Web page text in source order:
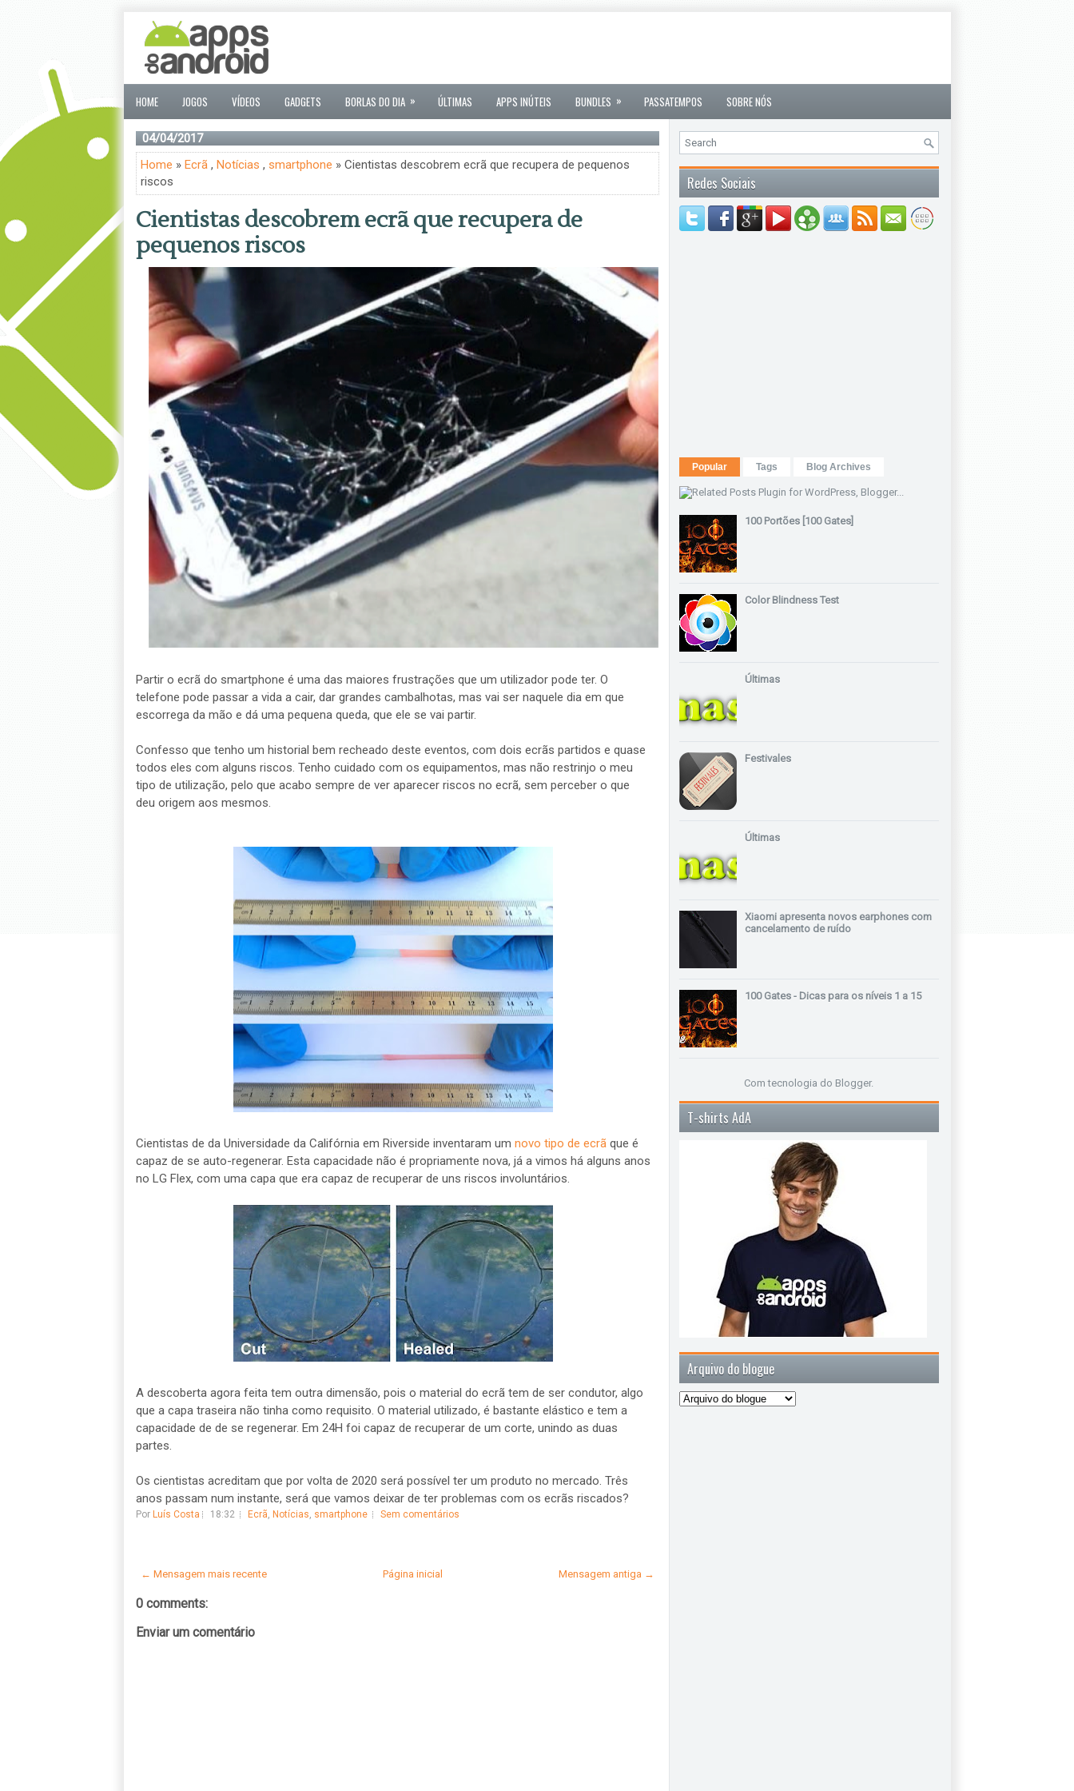
HOME JOGOS VÍDEOS GADGETS BORLAS DO DIA » ÚLTIMAS APPS INÚTEIS BUNDLES » PASSATEMPOS SOBRE NÓS
04/04/2017
Home » Ecrã, Notícias , smartphone » Cientistas descobrem ecrã que recupera de pequenos
riscos
Cientistas descobrem ecrã que recupera de
pequenos riscos
Partir o ecrã do smartphone é uma das maiores frustrações que um utilizador pode ter. O
telefone pode passar a vida a cair, dar grandes cambalhotas, mas vai ser naquele dia em que
escorrega da mão e dá uma pequena queda, que ele se vai partir.
Confesso que tenho um historial bem recheado deste eventos, com dois ecrãs partidos e quase
todos eles com alguns riscos. Tenho cuidado com os equipamentos, mas não restrinjo o meu
tipo de utilização, pelo que acabo sempre de ver aparecer riscos no ecrã, sem perceber o que
deu origem aos mesmos.
Cientistas de da Universidade da Califórnia em Riverside inventaram um novo tipo de ecrãque é
capaz de se auto-regenerar. Esta capacidade não é propriamente nova, já a vimos há alguns anos
no LG Flex, com uma capa que era capaz de recuperar de uns riscos involuntários.
A descoberta agora feita tem outra dimensão, pois o material do ecrã tem de ser condutor, algo
que a capa traseira não tinha como requisito. O material utilizado, é bastante elástico e tem a
capacidade de de se regenerar. Em 24H foi capaz de recuperar de um corte, unindo as duas
partes.
Os cientistas acreditam que por volta de 2020 será possível ter um produto no mercado. Três
anos passam num instante, será que vamos deixar de ter problemas com os ecrãs riscados?
Por Luís Costa 18:32 Ecrã, Notícias, smartphone Sem comentários
← Mensagem mais recente Mensagem antiga →
Página inicial
0 comments:
Enviar um comentário
Redes Sociais
Popular Tags Blog Archives
100 Portões [100 Gates]
Color Blindness Test
Últimas
Festivales
Últimas
Xiaomi apresenta novos earphones com
cancelamento de ruído
100 Gates - Dicas para os níveis 1 a 15
Com tecnologia do Blogger.
T-shirts AdA
Arquivo do blogue